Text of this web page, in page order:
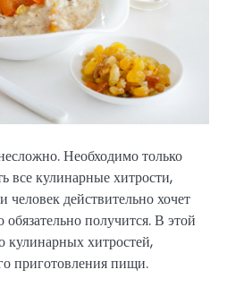
Необходимо только
все кулинарные хитрости,
действительно хочет
получится. В этой
кулинарных хитростей,
приготовления пищи.